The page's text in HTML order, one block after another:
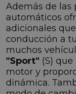
Además de las
automáticos
adicionales
conducción a
muchos
"Sport" (S)
motor y
dinámica.